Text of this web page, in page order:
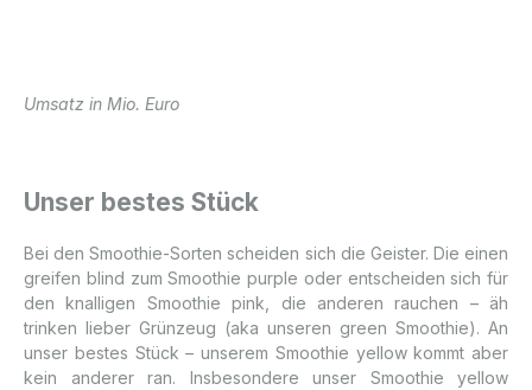
Umsatz in Mio. Euro
Unser bestes Stück
Bei den Smoothie-Sorten scheiden sich die Geister. Die einen
greifen blind zum Smoothie purple oder entscheiden sich für
den knalligen Smoothie pink, die anderen rauchen – äh
trinken lieber Grünzeug (aka unseren green Smoothie). An
unser bestes Stück – unserem Smoothie yellow kommt aber
kein anderer ran. Insbesondere unser Smoothie yellow